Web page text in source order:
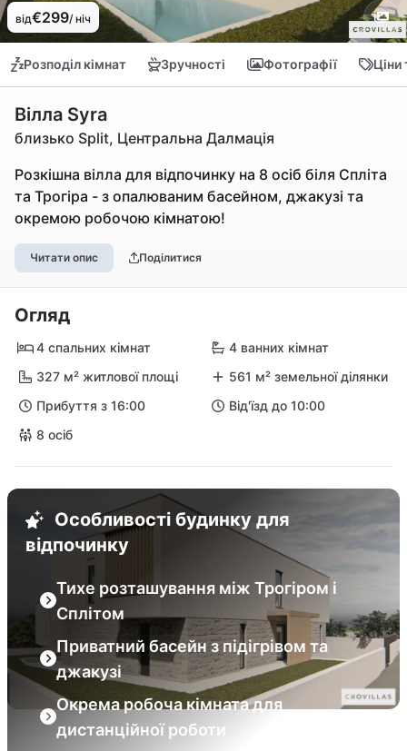
від€299/ ніч
Розподіл кімнат Зручності Фотографії Ціни
Вілла Syra
близько Split, Центральна Далмація
Розкішна вілла для відпочинку на 8 осіб біля Спліта
та Трогіра - з опалюваним басейном, джакузі та
окремою робочою кімнатою!
Читати опис Поділитися
Огляд
4 спальних кімнат
4 ванних кімнат
327 м² житлової площі
561 м² земельної ділянки
Прибуття з 16:00
Від'їзд до 10:00
8 осіб
Особливості будинку для
відпочинку
Тихе розташування між Трогіром і
Сплітом
Приватний басейн з підігрівом та
джакузі
Окрема робоча кімната для
дистанційної роботи